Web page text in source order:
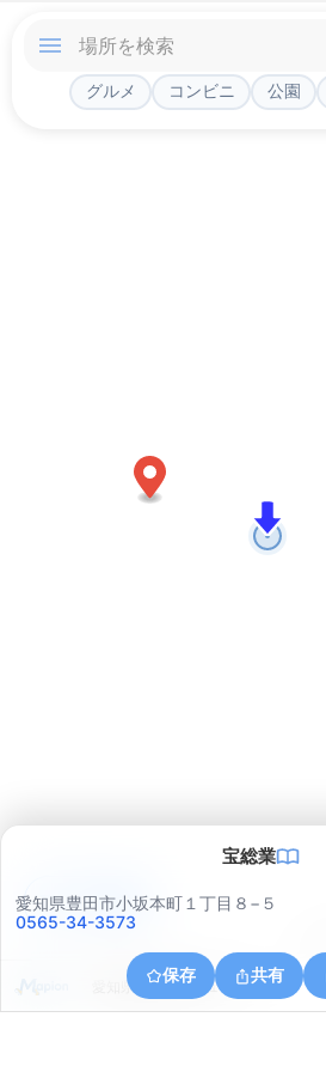
グルメ コンビニ 公園
宝総業
愛知県豊田市小坂本町１丁目８−５
0565-34-3573
保存 共有
愛知県豊田市森町１丁目
アプリで見る